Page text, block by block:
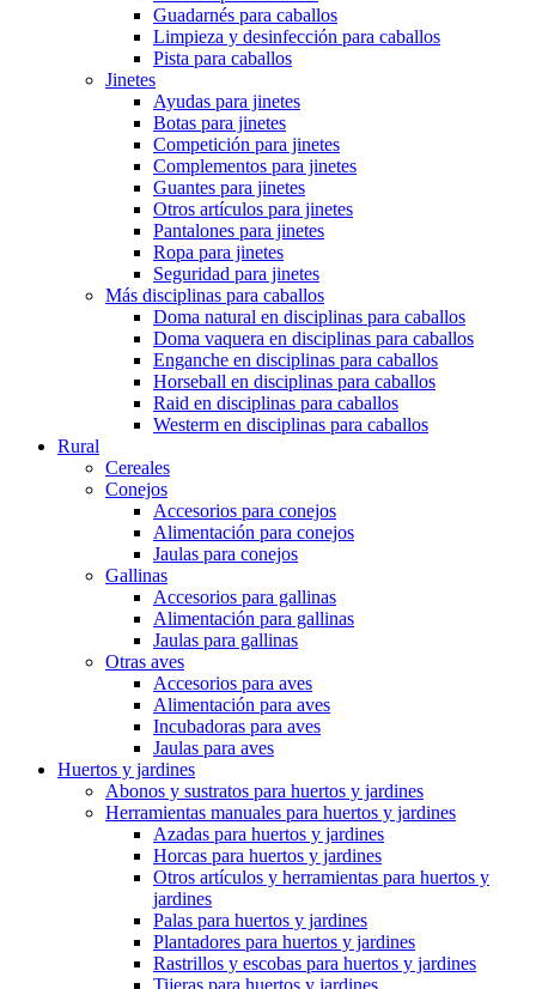
Guadarnés para caballos
Limpieza y desinfección para caballos
Pista para caballos
Jinetes
Ayudas para jinetes
Botas para jinetes
Competición para jinetes
Complementos para jinetes
Guantes para jinetes
Otros artículos para jinetes
Pantalones para jinetes
Ropa para jinetes
Seguridad para jinetes
Más disciplinas para caballos
Doma natural en disciplinas para caballos
Doma vaquera en disciplinas para caballos
Enganche en disciplinas para caballos
Horseball en disciplinas para caballos
Raid en disciplinas para caballos
Westerm en disciplinas para caballos
Rural
Cereales
Conejos
Accesorios para conejos
Alimentación para conejos
Jaulas para conejos
Gallinas
Accesorios para gallinas
Alimentación para gallinas
Jaulas para gallinas
Otras aves
Accesorios para aves
Alimentación para aves
Incubadoras para aves
Jaulas para aves
Huertos y jardines
Abonos y sustratos para huertos y jardines
Herramientas manuales para huertos y jardines
Azadas para huertos y jardines
Horcas para huertos y jardines
Otros artículos y herramientas para huertos y
jardines
Palas para huertos y jardines
Plantadores para huertos y jardines
Rastrillos y escobas para huertos y jardines
Tijeras para huertos y jardines